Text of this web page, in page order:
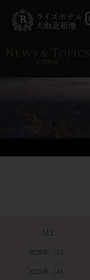
News & Topics
ALL
2026年 （1）
2025年 （4）